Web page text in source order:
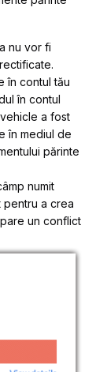
nu vor fi
în contul tău
în contul
a fost
în mediul de
părinte
numit
pentru a crea
un conflict